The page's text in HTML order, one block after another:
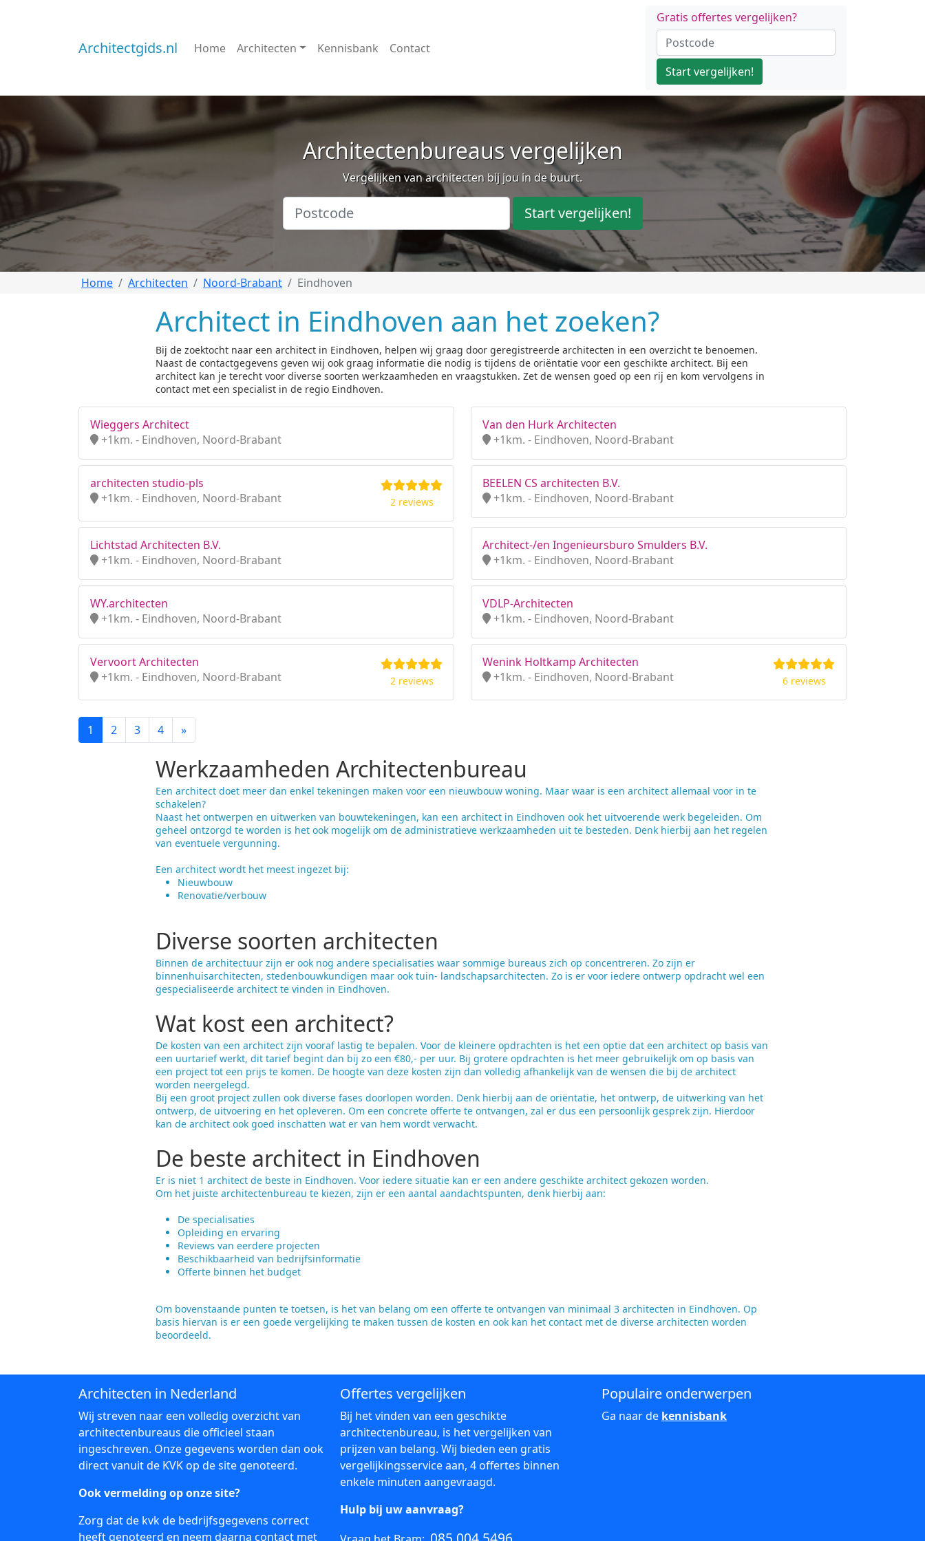
Architectgids.nl Home Architecten Kennisbank Contact
Gratis offertes vergelijken?
Start vergelijken!
Architectenbureaus vergelijken
Vergelijken van architecten bij jou in de buurt.
Start vergelijken!
Home Architecten Noord-Brabant Eindhoven
Architect in Eindhoven aan het zoeken?
Bij de zoektocht naar een architect in Eindhoven, helpen wij graag door geregistreerde architecten in een overzicht te benoemen.
Naast de contactgegevens geven wij ook graag informatie die nodig is tijdens de oriëntatie voor een geschikte architect. Bij een
architect kan je terecht voor diverse soorten werkzaamheden en vraagstukken. Zet de wensen goed op een rij en kom vervolgens in
contact met een specialist in de regio Eindhoven.
Wieggers Architect
+1km. - Eindhoven, Noord-Brabant
Van den Hurk Architecten
+1km. - Eindhoven, Noord-Brabant
architecten studio-pls
+1km. - Eindhoven, Noord-Brabant
2 reviews
BEELEN CS architecten B.V.
+1km. - Eindhoven, Noord-Brabant
Lichtstad Architecten B.V.
+1km. - Eindhoven, Noord-Brabant
Architect-/en Ingenieursburo Smulders B.V.
+1km. - Eindhoven, Noord-Brabant
WY.architecten
+1km. - Eindhoven, Noord-Brabant
VDLP-Architecten
+1km. - Eindhoven, Noord-Brabant
Vervoort Architecten
+1km. - Eindhoven, Noord-Brabant
2 reviews
Wenink Holtkamp Architecten
+1km. - Eindhoven, Noord-Brabant
6 reviews
1 2 3 4 »
Werkzaamheden Architectenbureau
Een architect doet meer dan enkel tekeningen maken voor een nieuwbouw woning. Maar waar is een architect allemaal voor in te
schakelen?
Naast het ontwerpen en uitwerken van bouwtekeningen, kan een architect in Eindhoven ook het uitvoerende werk begeleiden. Om
geheel ontzorgd te worden is het ook mogelijk om de administratieve werkzaamheden uit te besteden. Denk hierbij aan het regelen
van eventuele vergunning.
Een architect wordt het meest ingezet bij:
Nieuwbouw
Renovatie/verbouw
Diverse soorten architecten
Binnen de architectuur zijn er ook nog andere specialisaties waar sommige bureaus zich op concentreren. Zo zijn er
binnenhuisarchitecten, stedenbouwkundigen maar ook tuin- landschapsarchitecten. Zo is er voor iedere ontwerp opdracht wel een
gespecialiseerde architect te vinden in Eindhoven.
Wat kost een architect?
De kosten van een architect zijn vooraf lastig te bepalen. Voor de kleinere opdrachten is het een optie dat een architect op basis van
een uurtarief werkt, dit tarief begint dan bij zo een €80,- per uur. Bij grotere opdrachten is het meer gebruikelijk om op basis van
een project tot een prijs te komen. De hoogte van deze kosten zijn dan volledig afhankelijk van de wensen die bij de architect
worden neergelegd.
Bij een groot project zullen ook diverse fases doorlopen worden. Denk hierbij aan de oriëntatie, het ontwerp, de uitwerking van het
ontwerp, de uitvoering en het opleveren. Om een concrete offerte te ontvangen, zal er dus een persoonlijk gesprek zijn. Hierdoor
kan de architect ook goed inschatten wat er van hem wordt verwacht.
De beste architect in Eindhoven
Er is niet 1 architect de beste in Eindhoven. Voor iedere situatie kan er een andere geschikte architect gekozen worden.
Om het juiste architectenbureau te kiezen, zijn er een aantal aandachtspunten, denk hierbij aan:
De specialisaties
Opleiding en ervaring
Reviews van eerdere projecten
Beschikbaarheid van bedrijfsinformatie
Offerte binnen het budget
Om bovenstaande punten te toetsen, is het van belang om een offerte te ontvangen van minimaal 3 architecten in Eindhoven. Op
basis hiervan is er een goede vergelijking te maken tussen de kosten en ook kan het contact met de diverse architecten worden
beoordeeld.
Architecten in Nederland
Wij streven naar een volledig overzicht van
architectenbureaus die officieel staan
ingeschreven. Onze gegevens worden dan ook
direct vanuit de KVK op de site genoteerd.
Ook vermelding op onze site?
Zorg dat de kvk de bedrijfsgegevens correct
heeft genoteerd en neem daarna contact met
Offertes vergelijken
Bij het vinden van een geschikte
architectenbureau, is het vergelijken van
prijzen van belang. Wij bieden een gratis
vergelijkingsservice aan, 4 offertes binnen
enkele minuten aangevraagd.
Hulp bij uw aanvraag?
Populaire onderwerpen
Ga naar de kennisbank